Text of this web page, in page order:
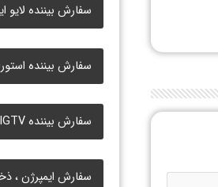
سفارش بیننده لایو
سفارش بیننده
سفارش بیننده IGTV اینستاگرام
سفارش ایمپرژن ،